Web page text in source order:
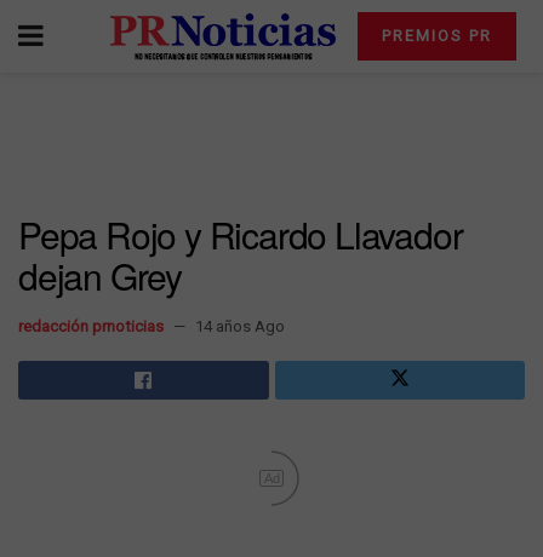
PREMIOS PR
Pepa Rojo y Ricardo Llavador
dejan Grey
redacción prnoticias 14 años Ago
Ad